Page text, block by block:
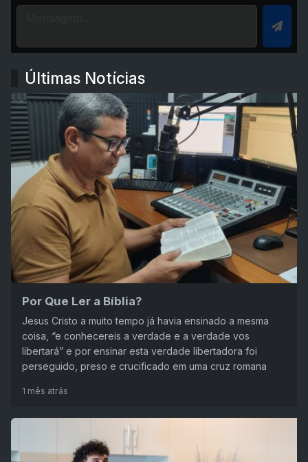
Últimas Notícias
Por Que Ler a Bíblia?
Jesus Cristo a muito tempo já havia ensinado a mesma
coisa, “e conhecereis a verdade e a verdade vos
libertará” e por ensinar esta verdade libertadora foi
perseguido, preso e crucificado em uma cruz romana
1 mês atrás